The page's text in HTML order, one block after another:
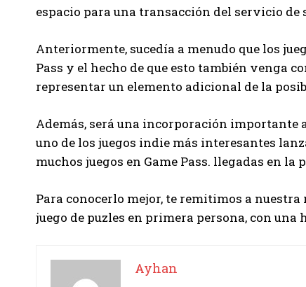
espacio para una transacción del servicio
Anteriormente, sucedía a menudo que los
Pass y el hecho de que esto también venga
representar un elemento adicional de la
Además, será una incorporación importante
uno de los juegos indie más interesantes
muchos juegos en Game Pass. llegadas en
Para conocerlo mejor, te remitimos a
juego de puzles en primera persona, con
Ayhan